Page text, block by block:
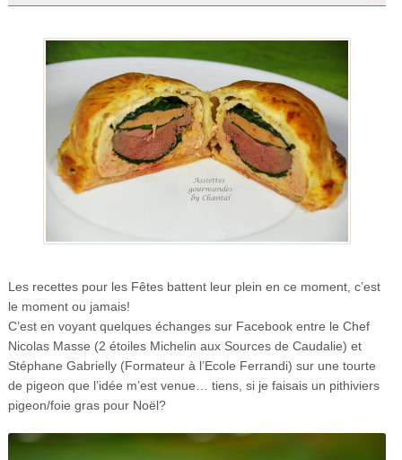
Les recettes pour les Fêtes battent leur plein en ce moment, c’est
le moment ou jamais!
C’est en voyant quelques échanges sur Facebook entre le Chef
Nicolas Masse (2 étoiles Michelin aux Sources de Caudalie) et
Stéphane Gabrielly (Formateur à l’Ecole Ferrandi) sur une tourte
de pigeon que l’idée m’est venue… tiens, si je faisais un pithiviers
pigeon/foie gras pour Noël?